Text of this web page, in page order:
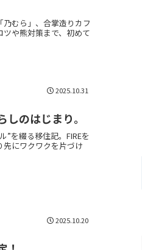
むら」、合掌造りカフ
や熊対策まで、初めて
2025.10.31
しのはじまり。
”を綴る移住記。FIREを
にワクワクを片づけ
2025.10.20